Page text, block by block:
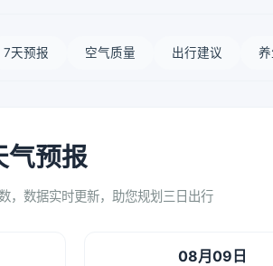
7天预报 空气质量 出行建议
气预报
，数据实时更新，助您规划三日出行
08月09日